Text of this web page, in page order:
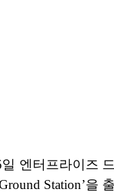
엔터프라이즈
Station’을